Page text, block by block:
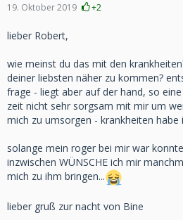
19. Oktober 2019 +2
lieber Robert,
wie meinst du das mit den
deiner liebsten näher zu kommen?
frage - liegt aber auf der hand, so
zeit nicht sehr sorgsam mit mir um
mich zu umsorgen - krankheiten habe
solange mein roger bei mir war
inzwischen WÜNSCHE ich mir
mich zu ihm bringen...
lieber gruß zur nacht von Bine